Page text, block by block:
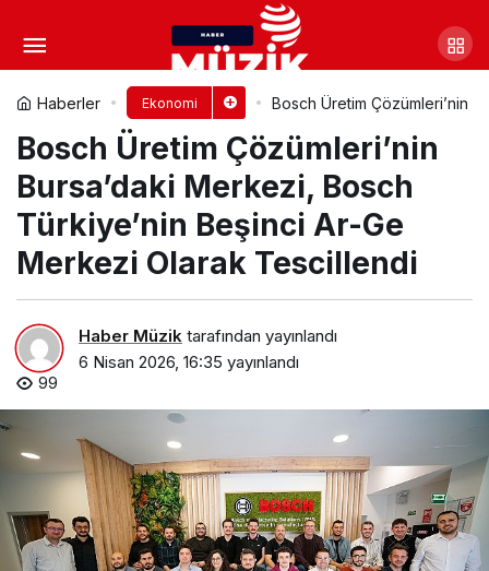
Haberler Ekonomi Bosch Üretim Çözümleri’nin
Bosch Üretim Çözümleri’nin
Bursa’daki Merkezi, Bosch
Türkiye’nin Beşinci Ar-Ge
Merkezi Olarak Tescillendi
Haber Müzik tarafından yayınlandı
6 Nisan 2026, 16:35 yayınlandı
99
Ortaklık, madencilik
sektöründeki iş birliğini artırıyor
Yorum Yap